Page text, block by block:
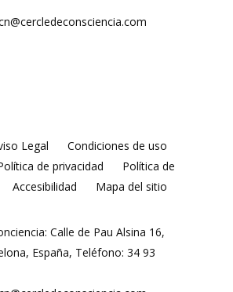
Legal
Condiciones de uso
de privacidad
Política de
Accesibilidad Mapa del sitio
Calle de Pau Alsina 16,
España, Teléfono: 34 93